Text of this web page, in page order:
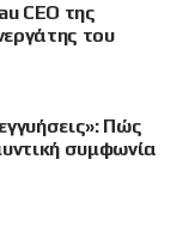
CEO της
του
Πώς
συμφωνία